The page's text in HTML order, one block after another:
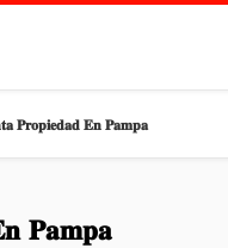
𝐏𝐫𝐨𝐩𝐢𝐞𝐝𝐚𝐝 𝐄𝐧 𝐏𝐚𝐦𝐩𝐚
𝐏𝐚𝐦𝐩𝐚